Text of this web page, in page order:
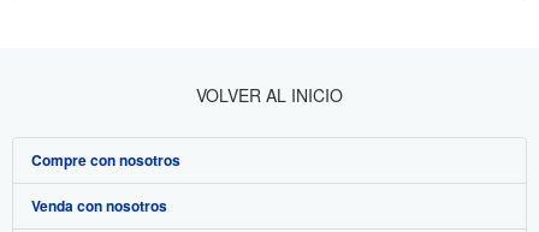
VOLVER AL INICIO
Compre con nosotros
Búsqueda avanzada
Venda con nosotros